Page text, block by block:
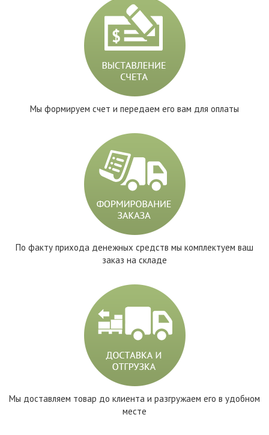
Мы формируем счет и передаем его вам для оплаты
По факту прихода денежных средств мы комплектуем ваш
заказ на складе
Мы доставляем товар до клиента и разгружаем его в удобном
месте